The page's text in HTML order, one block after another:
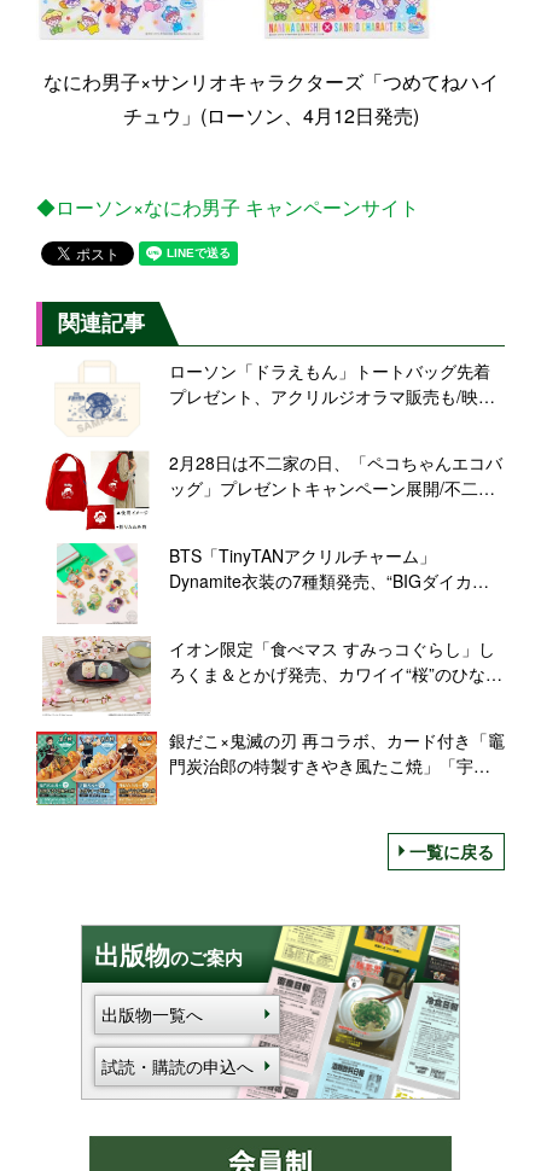
なにわ男子×サンリオキャラクターズ「つめてねハイ
チュウ」(ローソン、4月12日発売)
◆ローソン×なにわ男子 キャンペーンサイト
関連記事
ローソン「ドラえもん」トートバッグ先着
プレゼント、アクリルジオラマ販売も/映画
2月28日は不二家の日、「ペコちゃんエコバ
ッグ」プレゼントキャンペーン展開/不二家
BTS「TinyTANアクリルチャーム」
Dynamite衣装の7種類発売、“BIGダイカッ
イオン限定「食べマス すみっコぐらし」し
ろくま＆とかげ発売、カワイイ“桜”のひなま
銀だこ×鬼滅の刃 再コラボ、カード付き「竈
門炭治郎の特製すきやき風たこ焼」「宇髄
イル付き「だんらんパック」など展開
一覧に戻る
出版物のご案内
出版物一覧へ
試読・購読の申込へ